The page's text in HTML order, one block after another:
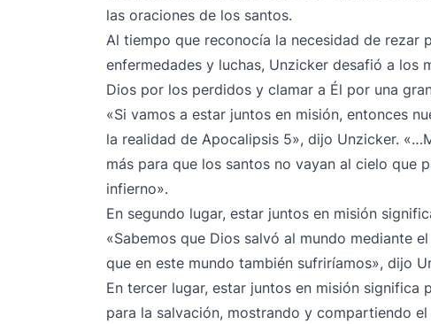
las oraciones de los santos.
Al tiempo que reconocía la necesidad de rezar
enfermedades y luchas, Unzicker desafió a los
Dios por los perdidos y clamar a Él por una
«Si vamos a estar juntos en misión, entonces
la realidad de Apocalipsis 5», dijo Unzicker.
más para que los santos no vayan al cielo que
infierno».
En segundo lugar, estar juntos en misión
«Sabemos que Dios salvó al mundo mediante
que en este mundo también sufriríamos», dijo
En tercer lugar, estar juntos en misión significa
para la salvación, mostrando y compartiendo el